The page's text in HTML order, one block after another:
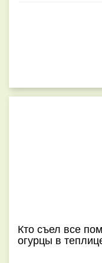
Кто съел все
огурцы в